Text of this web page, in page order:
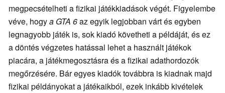
megpecsételheti a fizikai játékkiadások végét. Figyelembe
véve, hogya GTA 6az egyik legjobban várt és egyben
legnagyobb játék is, sok kiadó követheti a példáját, és ez
a döntés végzetes hatással lehet a használt játékok
piacára, a játékmegosztásra és a fizikai adathordozók
megőrzésére. Bár egyes kiadók továbbra is kiadnak majd
fizikai példányokat a játékaikból, ezek inkább kivételek